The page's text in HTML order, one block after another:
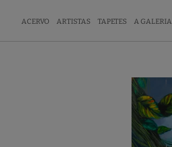
ACERVO ARTISTAS TAPETES A GALERIA